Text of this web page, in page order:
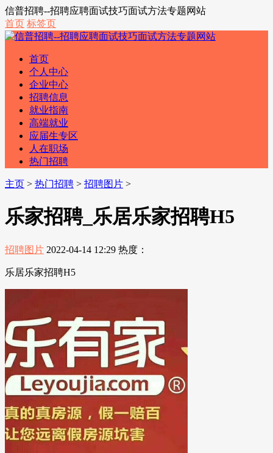
信普招聘--招聘应聘面试技巧面试方法专题网站
首页 标签页
首页
个人中心
企业中心
招聘信息
就业指南
高端就业
应届生专区
人在职场
热门招聘
主页 > 热门招聘 > 招聘图片 >
乐家招聘_乐居乐家招聘H5
招聘图片 2022-04-14 12:29 热度：
乐居乐家招聘H5